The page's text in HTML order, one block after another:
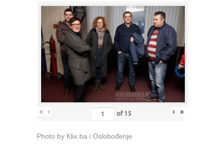
« ‹ of 15 › »
Photo by Klix.ba i Oslobođenje